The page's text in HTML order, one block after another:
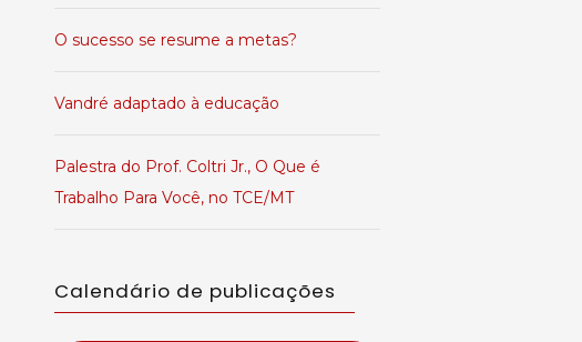
O sucesso se resume a metas?
Vandré adaptado à educação
Palestra do Prof. Coltri Jr., O Que é
Trabalho Para Você, no TCE/MT
Calendário de publicações